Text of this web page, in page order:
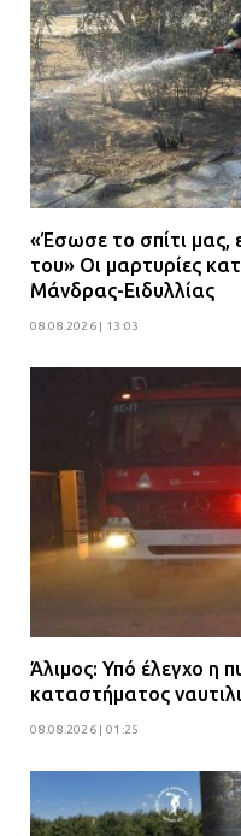
«Έσωσε το σπίτι μας,
του» Οι μαρτυρίες
Μάνδρας-Ειδυλλίας
08.08.2026 | 13:03
Άλιμος: Υπό έλεγχο η
καταστήματος
08.08.2026 | 01:25